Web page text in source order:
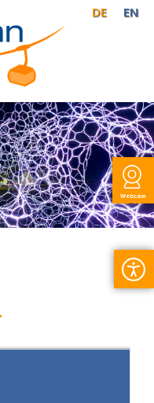
Webcam
DE EN